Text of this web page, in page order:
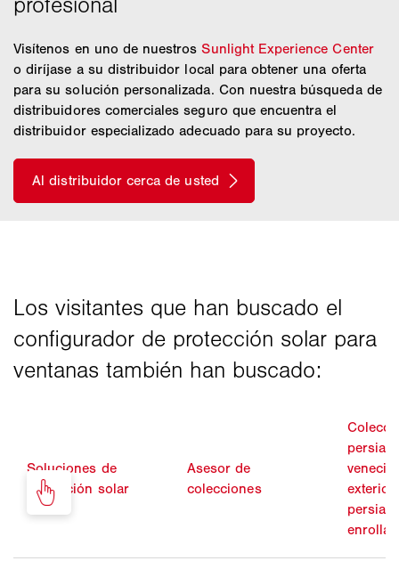
Visítenos en uno de nuestrosSunlight Experience Center
o diríjase a su distribuidor local para obtener una oferta
para su solución personalizada. Con nuestra búsqueda de
distribuidores comerciales seguro que encuentra el
distribuidor especializado adecuado para su proyecto.
Soluciones de
protección solar
Asesor de
colecciones